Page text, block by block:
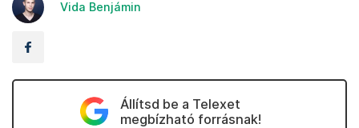
Vida Benjámin
Állítsd be a Telexet
megbízható forrásnak!